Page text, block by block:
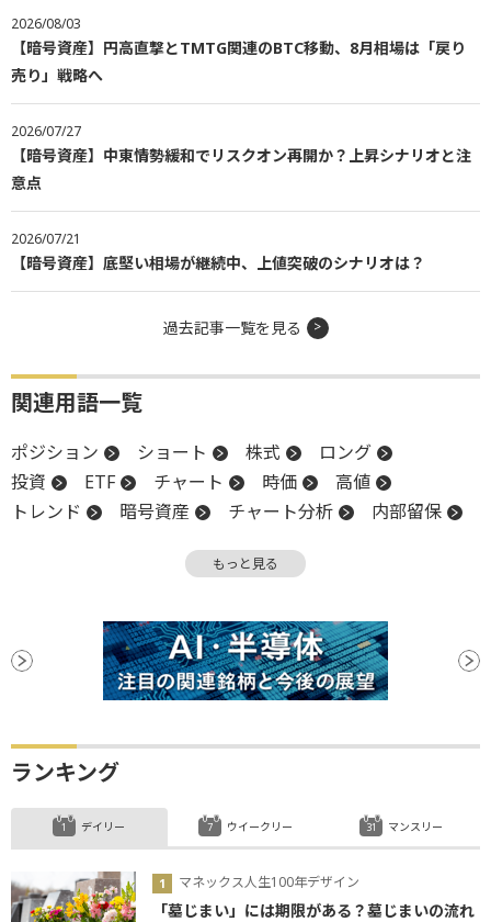
2026/08/03
【暗号資産】円高直撃とTMTG関連のBTC移動、8月相場は「戻り
売り」戦略へ
2026/07/27
【暗号資産】中東情勢緩和でリスクオン再開か？上昇シナリオと注
意点
2026/07/21
【暗号資産】底堅い相場が継続中、上値突破のシナリオは？
過去記事一覧を見る
関連用語一覧
ポジション ショート 株式
ロング
投資
ETF チャート 時価
高値
トレンド
暗号資産 チャート分析
内部留保
調整
デリバティブ
もっと見る
ランキング
デイリー
マネックス人生100年デザイン
「墓じまい」には期限がある？墓じまいの流れ
ウイークリー マンスリー